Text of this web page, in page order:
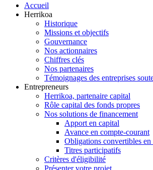
Accueil
Herrikoa
Historique
Missions et objectifs
Gouvernance
Nos actionnaires
Chiffres clés
Nos partenaires
Témoignages des entreprises
Entrepreneurs
Herrikoa, partenaire capital
Rôle capital des fonds propres
Nos solutions de financement
Apport en capital
Avance en compte-courant
Obligations convertibles en
Titres participatifs
Critères d'éligibilité
Présenter votre projet